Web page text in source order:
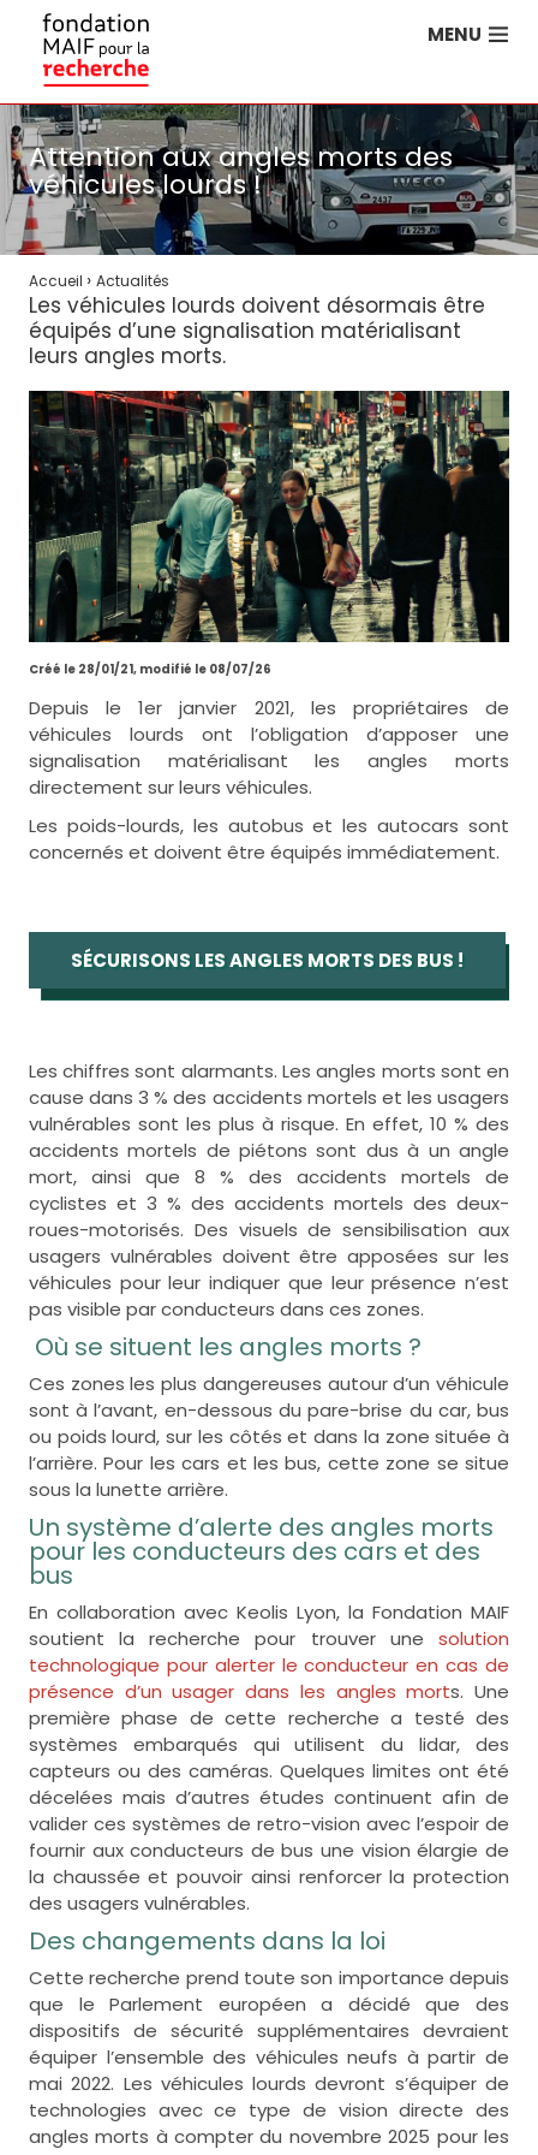
MENU
Attention aux angles morts des
véhicules lourds !
Accueil › Actualités
Les véhicules lourds doivent désormais être
équipés d’une signalisation matérialisant
leurs angles morts.
Créé le 28/01/21, modifié le 08/07/26
Depuis le 1er janvier 2021, les propriétaires de
véhicules lourds ont l’obligation d’apposer une
signalisation matérialisant les angles morts
directement sur leurs véhicules.
Les poids-lourds, les autobus et les autocars sont
concernés et doivent être équipés immédiatement.
SÉCURISONS LES ANGLES MORTS DES BUS !
Les chiffres sont alarmants. Les angles morts sont en
cause dans 3 % des accidents mortels et les usagers
vulnérables sont les plus à risque. En effet, 10 % des
accidents mortels de piétons sont dus à un angle
mort, ainsi que 8 % des accidents mortels de
cyclistes et 3 % des accidents mortels des deux-
roues-motorisés. Des visuels de sensibilisation aux
usagers vulnérables doivent être apposées sur les
véhicules pour leur indiquer que leur présence n’est
pas visible par conducteurs dans ces zones.
Où se situent les angles morts ?
Ces zones les plus dangereuses autour d’un véhicule
sont à l’avant, en-dessous du pare-brise du car, bus
ou poids lourd, sur les côtés et dans la zone située à
l’arrière. Pour les cars et les bus, cette zone se situe
sous la lunette arrière.
Un système d’alerte des angles morts
pour les conducteurs des cars et des
bus
En collaboration avec Keolis Lyon, la Fondation MAIF
soutient la recherche pour trouver unesolution
technologique pour alerter le conducteur en cas de
présence d’un usager dans les angles morts. Une
première phase de cette recherche a testé des
systèmes embarqués qui utilisent du lidar, des
capteurs ou des caméras. Quelques limites ont été
décelées mais d’autres études continuent afin de
valider ces systèmes de retro-vision avec l’espoir de
fournir aux conducteurs de bus une vision élargie de
la chaussée et pouvoir ainsi renforcer la protection
des usagers vulnérables.
Des changements dans la loi
Cette recherche prend toute son importance depuis
que le Parlement européen a décidé que des
dispositifs de sécurité supplémentaires devraient
équiper l’ensemble des véhicules neufs à partir de
mai 2022. Les véhicules lourds devront s’équiper de
technologies avec ce type de vision directe des
angles morts à compter du novembre 2025 pour les